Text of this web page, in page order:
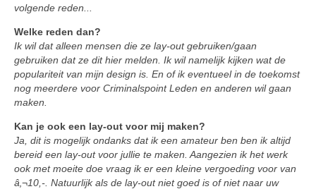
volgende reden...
Welke reden dan?
Ik wil dat alleen mensen die ze lay-out gebruiken/gaan
gebruiken dat ze dit hier melden. Ik wil namelijk kijken wat de
populariteit van mijn design is. En of ik eventueel in de toekomst
nog meerdere voor Criminalspoint Leden en anderen wil gaan
maken.
Kan je ook een lay-out voor mij maken?
Ja, dit is mogelijk ondanks dat ik een amateur ben ben ik altijd
bereid een lay-out voor jullie te maken. Aangezien ik het werk
ook met moeite doe vraag ik er een kleine vergoeding voor van
â‚¬10,-. Natuurlijk als de lay-out niet goed is of niet naar uw